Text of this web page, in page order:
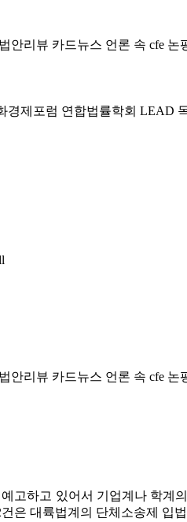
안리뷰 카드뉴스 언론 속 cfe 논
경제포럼 연합법률학회 LEAD
안리뷰 카드뉴스 언론 속 cfe 논
고하고 있어서 기업계나 학계
은 대륙법계의 단체소송제 입